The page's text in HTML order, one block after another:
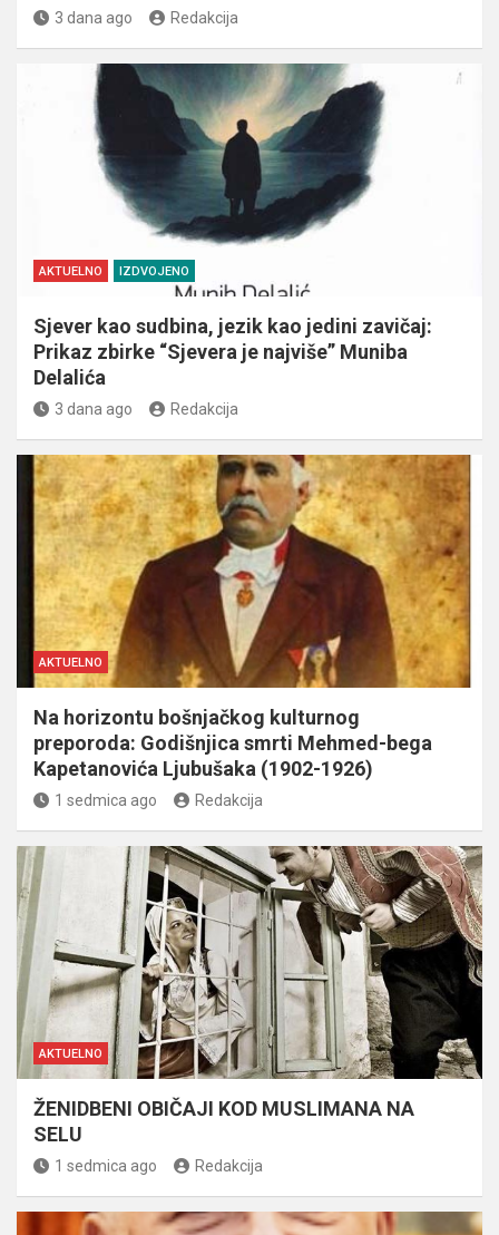
3 dana ago Redakcija
AKTUELNO IZDVOJENO
Sjever kao sudbina, jezik kao jedini zavičaj:
Prikaz zbirke “Sjevera je najviše” Muniba
Delalića
3 dana ago Redakcija
AKTUELNO
Na horizontu bošnjačkog kulturnog
preporoda: Godišnjica smrti Mehmed-bega
Kapetanovića Ljubušaka (1902-1926)
1 sedmica ago Redakcija
AKTUELNO
ŽENIDBENI OBIČAJI KOD MUSLIMANA NA
SELU
1 sedmica ago Redakcija